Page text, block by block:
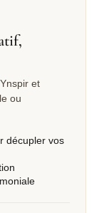
et
ou
décupler vos